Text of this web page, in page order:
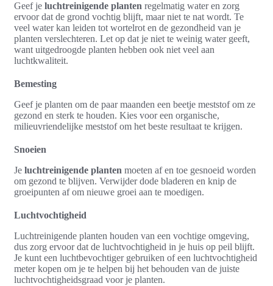
Geef je luchtreinigende planten regelmatig water en zorg
ervoor dat de grond vochtig blijft, maar niet te nat wordt. Te
veel water kan leiden tot wortelrot en de gezondheid van je
planten verslechteren. Let op dat je niet te weinig water geeft,
want uitgedroogde planten hebben ook niet veel aan
luchtkwaliteit.
Bemesting
Geef je planten om de paar maanden een beetje meststof om ze
gezond en sterk te houden. Kies voor een organische,
milieuvriendelijke meststof om het beste resultaat te krijgen.
Snoeien
Je luchtreinigende planten moeten af en toe gesnoeid worden
om gezond te blijven. Verwijder dode bladeren en knip de
groeipunten af om nieuwe groei aan te moedigen.
Luchtvochtigheid
Luchtreinigende planten houden van een vochtige omgeving,
dus zorg ervoor dat de luchtvochtigheid in je huis op peil blijft.
Je kunt een luchtbevochtiger gebruiken of een luchtvochtigheid
meter kopen om je te helpen bij het behouden van de juiste
luchtvochtigheidsgraad voor je planten.